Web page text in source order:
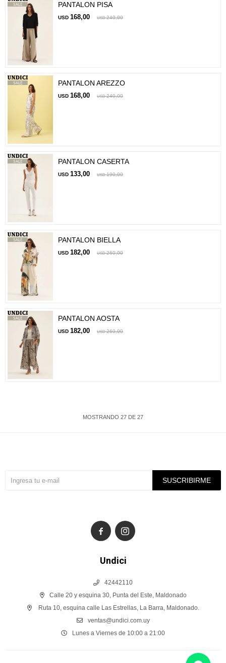
PANTALON PISA
USD 168,00 USD 240,00
PANTALON AREZZO
USD 168,00 USD 240,00
PANTALON CASERTA
USD 133,00 USD 190,00
PANTALON BIELLA
USD 182,00 USD 260,00
PANTALON AOSTA
USD 182,00 USD 260,00
MOSTRANDO 27 DE 27
Undici
42442110
Calle 20 y esquina 30, Punta del Este, Maldonado
Ruta 10, esquina calle Las Estrellas, La Barra, Maldonado.
ventas@undici.com.uy
Lunes a Viernes de 10:00 a 21:00
SUSCRIBIRME
 